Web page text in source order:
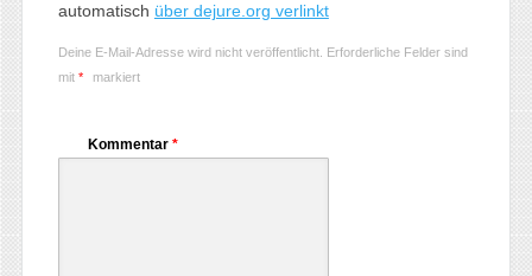
automatisch über dejure.org verlinkt
Deine E-Mail-Adresse wird nicht veröffentlicht. Erforderliche Felder sind
mit * markiert
Kommentar *